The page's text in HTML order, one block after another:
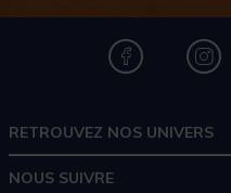
RETROUVEZ NOS UNIVERS
NOUS SUIVRE